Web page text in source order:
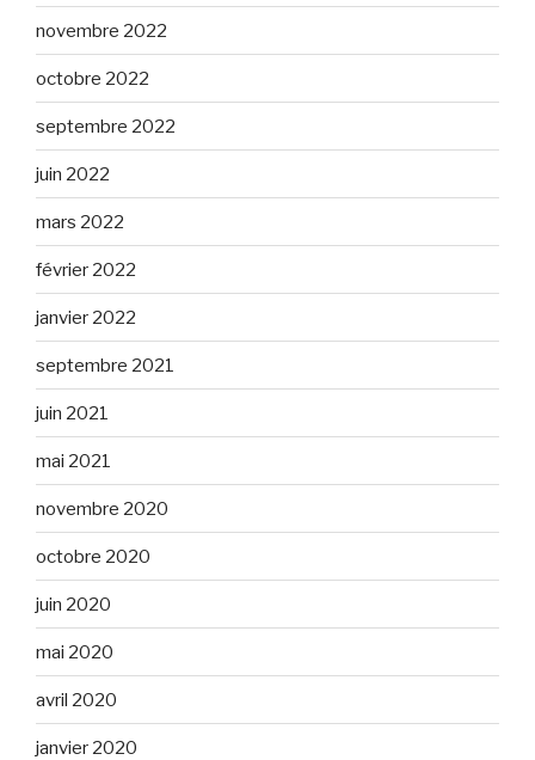
novembre 2022
octobre 2022
septembre 2022
juin 2022
mars 2022
février 2022
janvier 2022
septembre 2021
juin 2021
mai 2021
novembre 2020
octobre 2020
juin 2020
mai 2020
avril 2020
janvier 2020